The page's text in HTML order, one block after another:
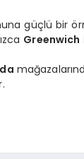
güçlü bir